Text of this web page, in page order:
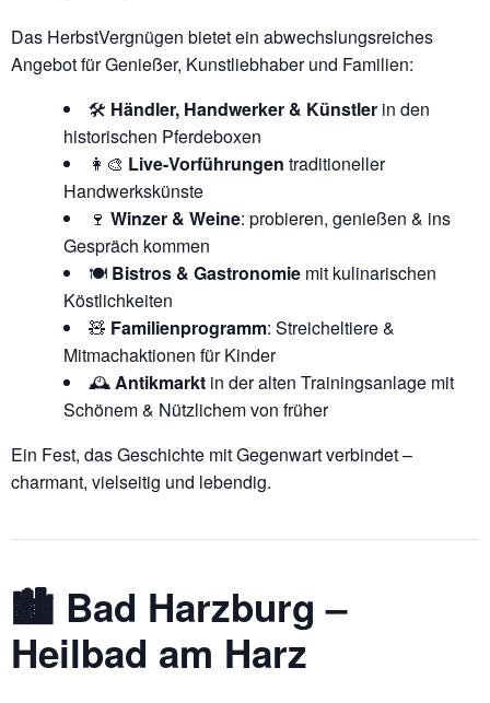
Das HerbstVergnügen bietet ein abwechslungsreiches
Angebot für Genießer, Kunstliebhaber und Familien:
🛠️ Händler, Handwerker & Künstler in den
historischen Pferdeboxen
👩‍🎨 Live-Vorführungen traditioneller
Handwerkskünste
🍷 Winzer & Weine: probieren, genießen & ins
Gespräch kommen
🍽️ Bistros & Gastronomie mit kulinarischen
Köstlichkeiten
🧸 Familienprogramm: Streicheltiere &
Mitmachaktionen für Kinder
🕰️ Antikmarkt in der alten Trainingsanlage mit
Schönem & Nützlichem von früher
Ein Fest, das Geschichte mit Gegenwart verbindet –
charmant, vielseitig und lebendig.
🏙️ Bad Harzburg –
Heilbad am Harz